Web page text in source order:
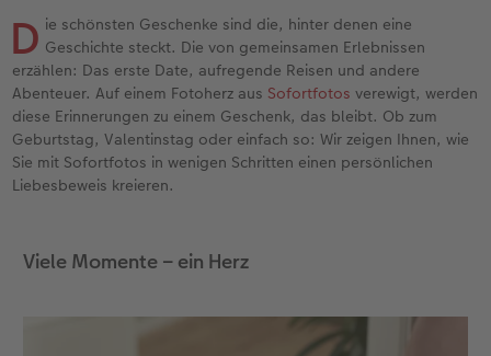
Inspiration
Jahrbuch
Reisefotobuch
Kundenbeispiele
Foto-Kochbuch
Gallery Print
Hartschaum
Foto auf Holz
Mehrteiler
CEWE myPhotos
Premium Poster
Rahmen
Fotogrößen & Formate
Bestellwege
Neuheiten
Dekoration
Schule & Büro
Textilien
Art Prints
Neuheiten
Postkarten verschicken
Fotokarten
Digitale Grußkarte
Bestellwege
CEWE myPhotos
Lederhüllen
Holzhüllen
Bio-based Case
Mit Design
CEWE myPhotos
Kalender mit fertigem Design
Gestaltungsideen
CEWE myPhotos
Neuheiten
für Freundinnen
für Kinder
für Großeltern
für Tierfreunde
CEWE myPhotos
D ie schönsten Geschenke sind die, hinter denen eine
Geschichte steckt. Die von gemeinsamen Erlebnissen
erzählen: Das erste Date, aufregende Reisen und andere
Abenteuer. Auf einem Fotoherz aus Sofortfotos verewigt, werden
diese Erinnerungen zu einem Geschenk, das bleibt. Ob zum
Geburtstag, Valentinstag oder einfach so: Wir zeigen Ihnen, wie
Sie mit Sofortfotos in wenigen Schritten einen persönlichen
Liebesbeweis kreieren.
Viele Momente – ein Herz